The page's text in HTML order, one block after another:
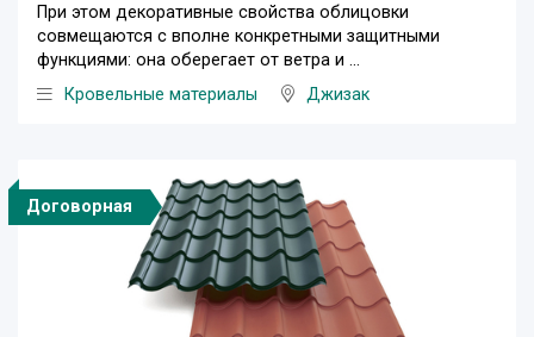
При этом декоративные свойства облицовки
совмещаются с вполне конкретными защитными
функциями: она оберегает от ветра и ...
Кровельные материалы
Джизак
Договорная